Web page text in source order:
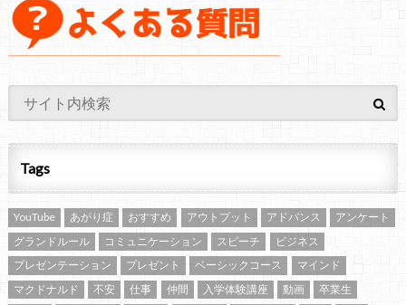
Tags
YouTube あがり症 おすすめ アウトプット アドバンス
アンケート
グランドルール
コミュニケーション スピーチ
ビジネス
プレゼンテーション
プレゼント ベーシックコース
マインド
マクドナルド
不安 仕事 仲間 入学体験講座 動画
卒業生